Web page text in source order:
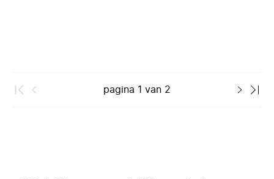
pagina 1 van 2